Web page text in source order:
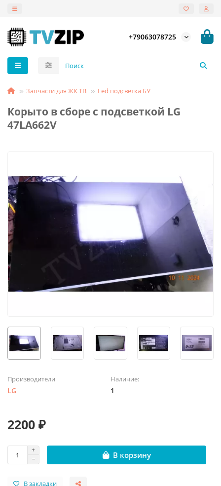
+79063078725
Запчасти для ЖК ТВ Led подсветка БУ
Корыто в сборе с подсветкой LG
47LA662V
Производители
LG
Наличие:
1
2200 ₽
В корзину
В закладки